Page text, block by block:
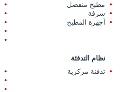
مطبخ منفصل
شرفة
أجهزة المطبخ
نظام التدفئة
تدفئة مركزية